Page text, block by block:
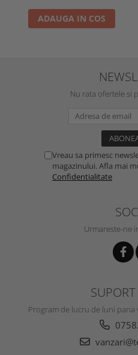
ADAUGA IN COS
Nu rata ofertele si
Vreau sa primesc
magazinului. Afla mai
Confidentialitate
Urmareste-ne
Program de lucru de luni pana